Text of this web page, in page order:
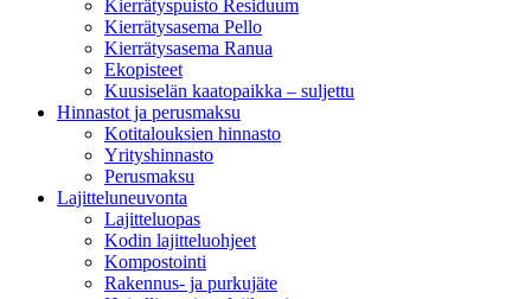
Kierrätyspuisto Residuum
Kierrätysasema Pello
Kierrätysasema Ranua
Ekopisteet
Kuusiselän kaatopaikka – suljettu
Hinnastot ja perusmaksu
Kotitalouksien hinnasto
Yrityshinnasto
Perusmaksu
Lajitteluneuvonta
Lajitteluopas
Kodin lajitteluohjeet
Kompostointi
Rakennus- ja purkujäte